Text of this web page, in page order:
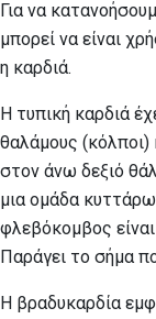
Για να
μπορεί να είναι
η καρδιά.
Η τυπική καρδιά
θαλάμους
στον άνω δεξιό
μια ομάδα
φλεβόκομβος
Παράγει το σήμα
Η βραδυκαρδία